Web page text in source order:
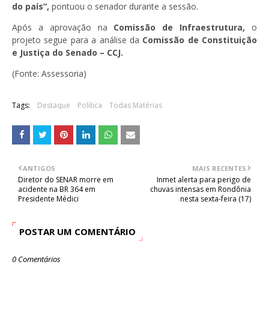
do país”, pontuou o senador durante a sessão.
Após a aprovação na Comissão de Infraestrutura, o
projeto segue para a análise da Comissão de Constituição
e Justiça do Senado – CCJ.
(Fonte: Assessoria)
Tags: Destaque Política Todas Matérias
MAIS RECENTES
Inmet alerta para perigo de
chuvas intensas em Rondônia
nesta sexta-feira (17)
ANTIGOS
Diretor do SENAR morre em
acidente na BR 364 em
Presidente Médici
POSTAR UM COMENTÁRIO
0 Comentários